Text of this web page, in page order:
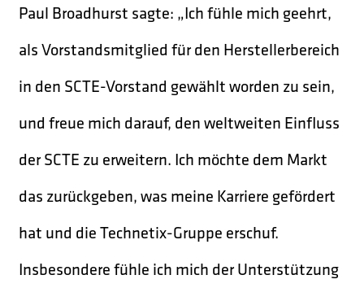
Paul Broadhurst sagte: „Ich fühle mich geehrt,
als Vorstandsmitglied für den Herstellerbereich
in den SCTE-Vorstand gewählt worden zu sein,
und freue mich darauf, den weltweiten Einfluss
der SCTE zu erweitern. Ich möchte dem Markt
das zurückgeben, was meine Karriere gefördert
hat und die Technetix-Gruppe erschuf.
Insbesondere fühle ich mich der Unterstützung